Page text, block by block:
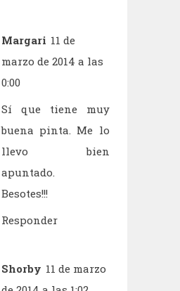
Margari 11 de
marzo de 2014 a las
0:00
Sí que tiene muy
buena pinta. Me lo
llevo bien
apuntado.
Besotes!!!
Responder
Shorby 11 de marzo